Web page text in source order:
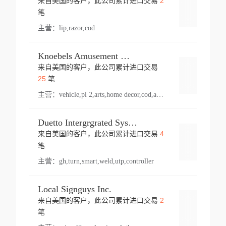
笔
主营： lip,razor,cod
Knoebels Amusement Resort
来自美国的客户，此公司累计进口交易
25笔
主营： vehicle,pl 2,arts,home decor,cod,amusement ride,sea
Duetto Intergrgrated Systems Inc.
来自美国的客户，此公司累计进口交易 4
笔
主营： gh,turn,smart,weld,utp,controller
Local Signguys Inc.
来自美国的客户，此公司累计进口交易 2
笔